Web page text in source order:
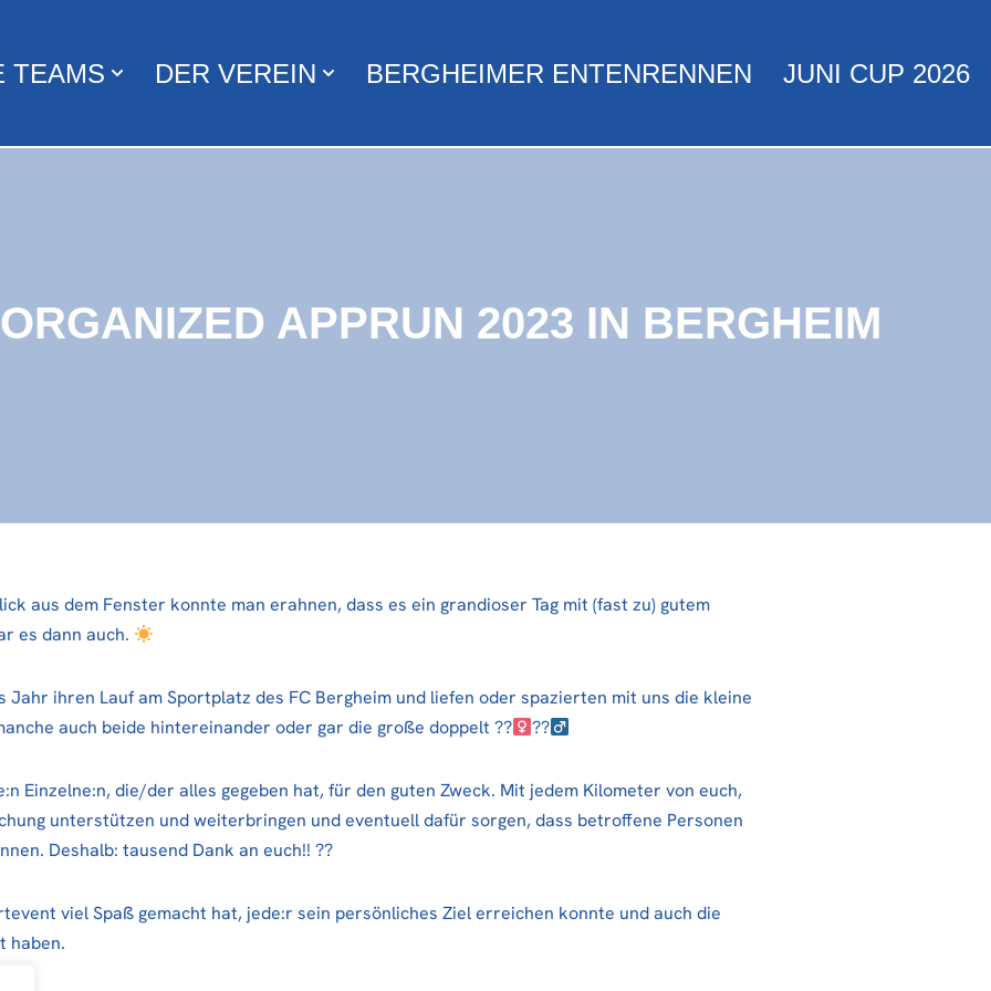
TEAMS DER VEREIN BERGHEIMER ENTENRENNEN JUNI CUP 2026
APPRUN 2023 IN BERGHEIM
aus dem Fenster konnte man erahnen, dass es ein grandioser Tag mit (fast zu) gutem
es dann auch.
Jahr ihren Lauf am Sportplatz des FC Bergheim und liefen oder spazierten mit uns die kleine
auch beide hintereinander oder gar die große doppelt??‍ ??‍
Einzelne:n, die/der alles gegeben hat, für den guten Zweck. Mit jedem Kilometer von euch,
unterstützen und weiterbringen und eventuell dafür sorgen, dass betroffene Personen
Deshalb: tausend Dank an euch!!??
viel Spaß gemacht hat, jede:r sein persönliches Ziel erreichen konnte und auch die
haben.